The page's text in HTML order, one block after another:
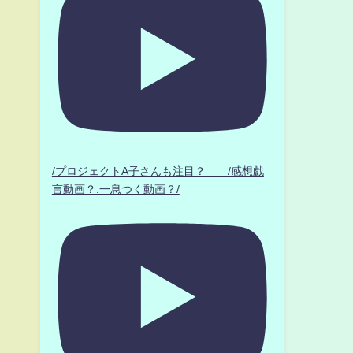
/プロジェクトA子さんも注目？ /感想戯
言動画？.一息つく動画？/